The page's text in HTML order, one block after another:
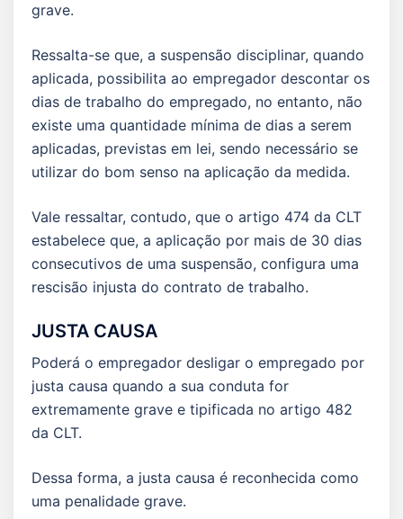
grave.
Ressalta-se que, a suspensão disciplinar, quando
aplicada, possibilita ao empregador descontar os
dias de trabalho do empregado, no entanto, não
existe uma quantidade mínima de dias a serem
aplicadas, previstas em lei, sendo necessário se
utilizar do bom senso na aplicação da medida.
Vale ressaltar, contudo, que o artigo 474 da CLT
estabelece que, a aplicação por mais de 30 dias
consecutivos de uma suspensão, configura uma
rescisão injusta do contrato de trabalho.
JUSTA CAUSA
Poderá o empregador desligar o empregado por
justa causa quando a sua conduta for
extremamente grave e tipificada no artigo 482
da CLT.
Dessa forma, a justa causa é reconhecida como
uma penalidade grave.